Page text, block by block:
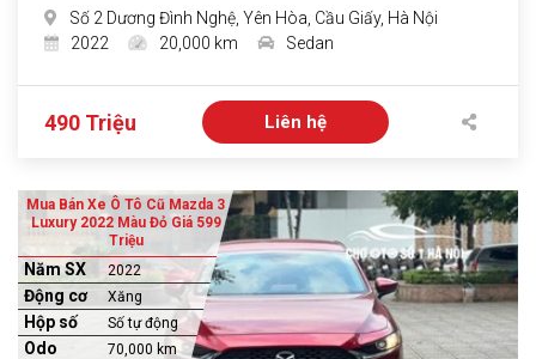
Số 2 Dương Đình Nghệ, Yên Hòa, Cầu Giấy, Hà Nội
2022
20,000 km Sedan
490 Triệu Liên hệ
Mua Bán Xe Ô Tô Cũ Mazda 3
Luxury 2022 Màu Đỏ Giá 599
Triệu
Năm SX 2022
Động cơ Xăng
Hộp số Số tự động
Odo 70,000 km